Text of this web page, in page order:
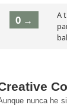
0 → A
nunca he